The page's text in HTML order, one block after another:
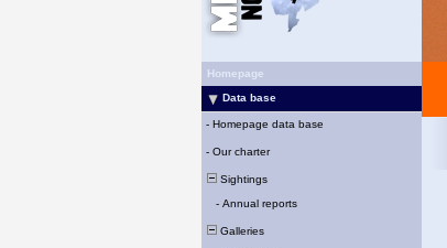
Homepage
Data base
- Homepage data base
- Our charter
Sightings
- Annual reports
Galleries